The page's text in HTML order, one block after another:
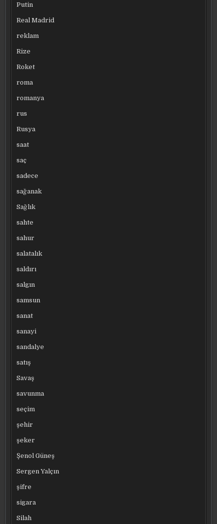
Putin
Real Madrid
reklam
Rize
Roket
roma
romanya
rus
Rusya
saat
saç
sadece
sağanak
Sağlık
sahte
sahur
salatalık
saldırı
salgın
samsun
sanat
sanayi
sandalye
satış
Savaş
savunma
seçim
şehir
şeker
Şenol Güneş
Sergen Yalçın
şifre
sigara
Silah